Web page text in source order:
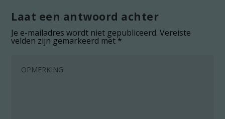
Laat een antwoord achter
Je e-mailadres wordt niet gepubliceerd. Vereiste
velden zijn gemarkeerd met*